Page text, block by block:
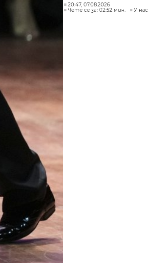
20:47, 07.08.2026
Чете се за: 02:52 мин.
У нас